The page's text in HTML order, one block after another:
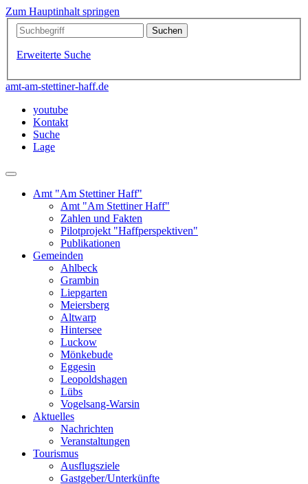
Zum Hauptinhalt springen
Erweiterte Suche
amt-am-stettiner-haff.de
youtube
Kontakt
Suche
Lage
Amt "Am Stettiner Haff"
Amt "Am Stettiner Haff"
Zahlen und Fakten
Pilotprojekt "Haffperspektiven"
Publikationen
Gemeinden
Ahlbeck
Grambin
Liepgarten
Meiersberg
Altwarp
Hintersee
Luckow
Mönkebude
Eggesin
Leopoldshagen
Lübs
Vogelsang-Warsin
Aktuelles
Nachrichten
Veranstaltungen
Tourismus
Ausflugsziele
Gastgeber/Unterkünfte